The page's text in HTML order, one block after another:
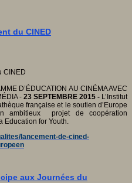
du CINED
D’ÉDUCATION AU CINÉMA AVEC
- 23 SEPTEMBRE 2015 - L’Institut
française et le soutien d’Europe
ambitieux projet de coopération
Education for Youth.
lancement-de-cined-
aux Journées du